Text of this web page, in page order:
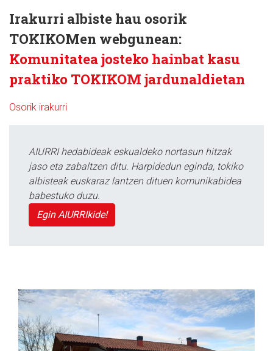
Irakurri albiste hau osorik
TOKIKOMen webgunean:
Komunitatea josteko hainbat kasu
praktiko TOKIKOM jardunaldietan
Osorik irakurri
AIURRI hedabideak eskualdeko nortasun hitzak
jaso eta zabaltzen ditu. Harpidedun eginda, tokiko
albisteak euskaraz lantzen dituen komunikabidea
babestuko duzu.
Egin AIURRIkide!